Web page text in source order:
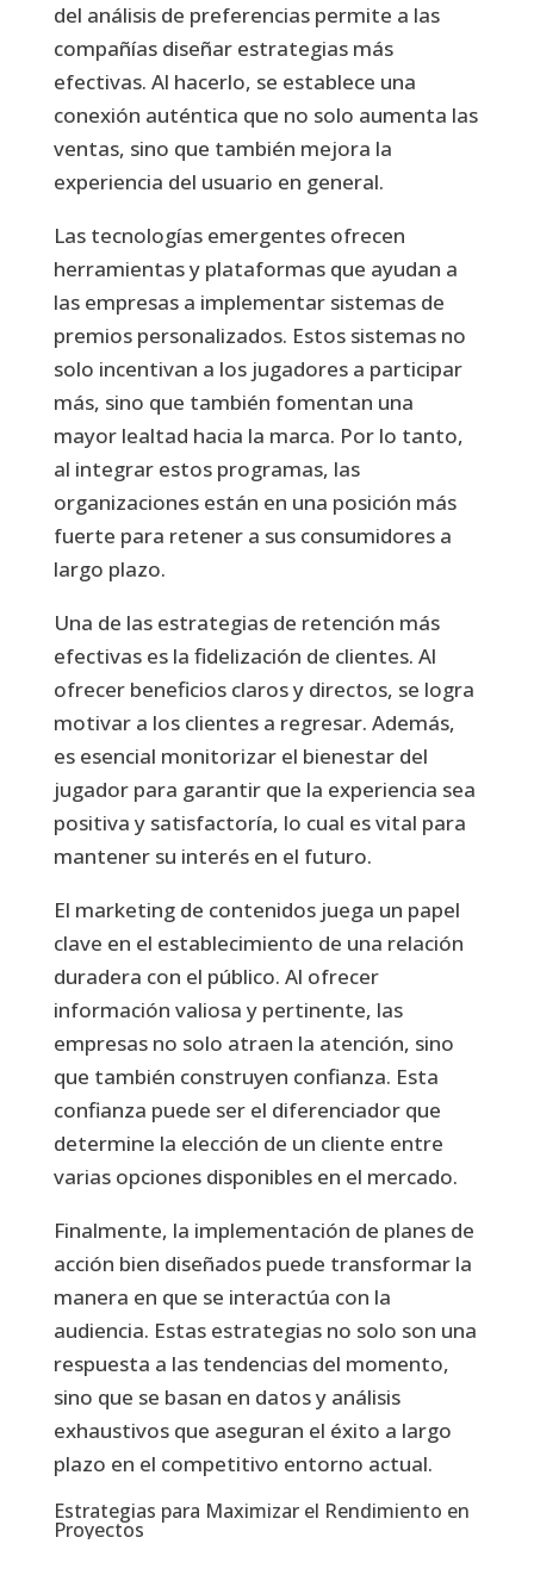
del análisis de preferencias permite a las
compañías diseñar estrategias más
efectivas. Al hacerlo, se establece una
conexión auténtica que no solo aumenta las
ventas, sino que también mejora la
experiencia del usuario en general.
Las tecnologías emergentes ofrecen
herramientas y plataformas que ayudan a
las empresas a implementar sistemas de
premios personalizados. Estos sistemas no
solo incentivan a los jugadores a participar
más, sino que también fomentan una
mayor lealtad hacia la marca. Por lo tanto,
al integrar estos programas, las
organizaciones están en una posición más
fuerte para retener a sus consumidores a
largo plazo.
Una de las estrategias de retención más
efectivas es la fidelización de clientes. Al
ofrecer beneficios claros y directos, se logra
motivar a los clientes a regresar. Además,
es esencial monitorizar el bienestar del
jugador para garantir que la experiencia sea
positiva y satisfactoría, lo cual es vital para
mantener su interés en el futuro.
El marketing de contenidos juega un papel
clave en el establecimiento de una relación
duradera con el público. Al ofrecer
información valiosa y pertinente, las
empresas no solo atraen la atención, sino
que también construyen confianza. Esta
confianza puede ser el diferenciador que
determine la elección de un cliente entre
varias opciones disponibles en el mercado.
Finalmente, la implementación de planes de
acción bien diseñados puede transformar la
manera en que se interactúa con la
audiencia. Estas estrategias no solo son una
respuesta a las tendencias del momento,
sino que se basan en datos y análisis
exhaustivos que aseguran el éxito a largo
plazo en el competitivo entorno actual.
Estrategias para Maximizar el Rendimiento en
Proyectos